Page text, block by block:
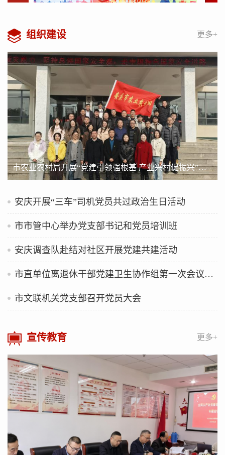
组织建设 更多+
市农业农村局开展“党建引领强根基 产业兴村促振兴”主题党日活动
安庆开展“三车”司机党员共过政治生日活动
市市管中心举办党支部书记和党员培训班
安庆调查队赴结对社区开展党建共建活动
市直单位离退休干部党建卫生协作组第一次会议召开
市文联机关党支部召开党员大会
宣传教育 更多+